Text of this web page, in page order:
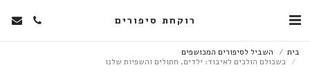
רוקחת סיפורים
בית
השביל לסיפורים המכושפים
כשכולם הולכים לאיבוד: ילדים, חתולים והשפיות שלנו